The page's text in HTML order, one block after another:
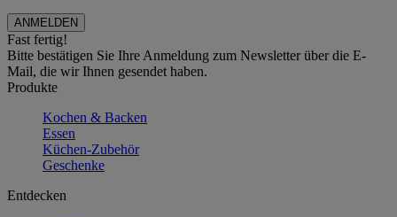
Fast fertig!
Bitte bestätigen Sie Ihre Anmeldung zum Newsletter über die E-
Mail, die wir Ihnen gesendet haben.
Produkte
Kochen & Backen
Essen
Küchen-Zubehör
Geschenke
Entdecken